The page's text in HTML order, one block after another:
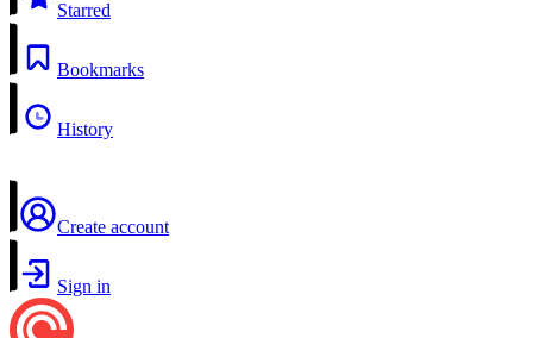
Starred
Bookmarks
History
Create account
Sign in